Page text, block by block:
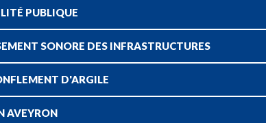
PUBLIQUE
SONORE DES INFRASTRUCTURES
D'ARGILE
AVEYRON